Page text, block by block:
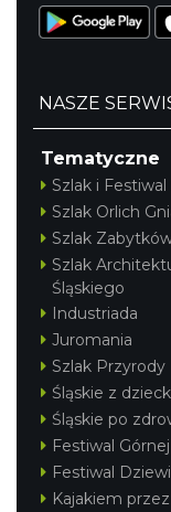
NASZE
Tematyczne
Szlak i
Szlak Orlich
Szlak
Szlak
Śląskiego
Industriada
Juromania
Szlak Przyrody
Śląskie z
Śląskie po
Festiwal
Festiwal
Kajakiem